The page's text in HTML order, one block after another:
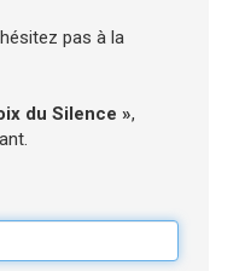
pas à la
du Silence »,